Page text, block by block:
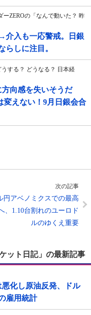
ZEROの「なんで動いた？ 昨
介入も一応警戒。日銀
らしに注目。
する？ どうなる？ 日本経
向感を失いそうだ
変えない！9月日銀会合
次の記事
円アベノミクスでの最高
、1.10台割れのユーロド
ルのゆくえ重要
ット日記」の最新記事
化し原油反発、ドル
雇用統計